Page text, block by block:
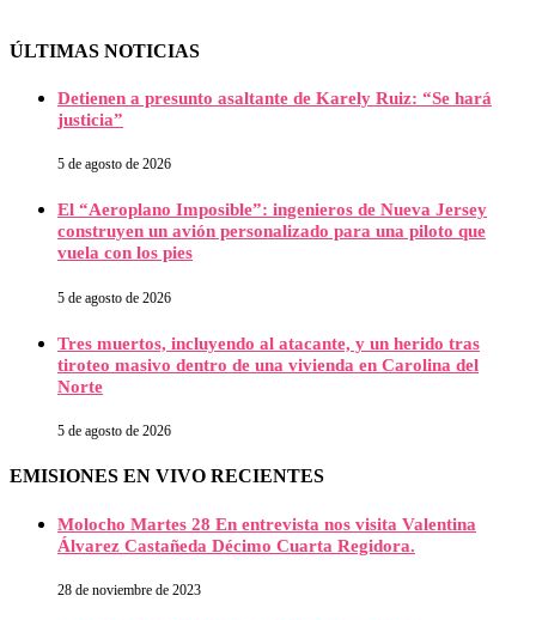
ÚLTIMAS NOTICIAS
Detienen a presunto asaltante de Karely Ruiz: “Se hará
justicia”
5 de agosto de 2026
El “Aeroplano Imposible”: ingenieros de Nueva Jersey
construyen un avión personalizado para una piloto que
vuela con los pies
5 de agosto de 2026
Tres muertos, incluyendo al atacante, y un herido tras
tiroteo masivo dentro de una vivienda en Carolina del
Norte
5 de agosto de 2026
EMISIONES EN VIVO RECIENTES
Molocho Martes 28 En entrevista nos visita Valentina
Álvarez Castañeda Décimo Cuarta Regidora.
28 de noviembre de 2023